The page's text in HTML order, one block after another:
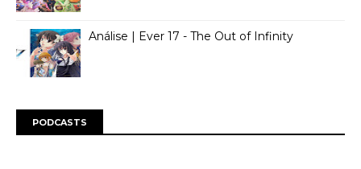
Análise | Ever 17 - The Out of Infinity
PODCASTS